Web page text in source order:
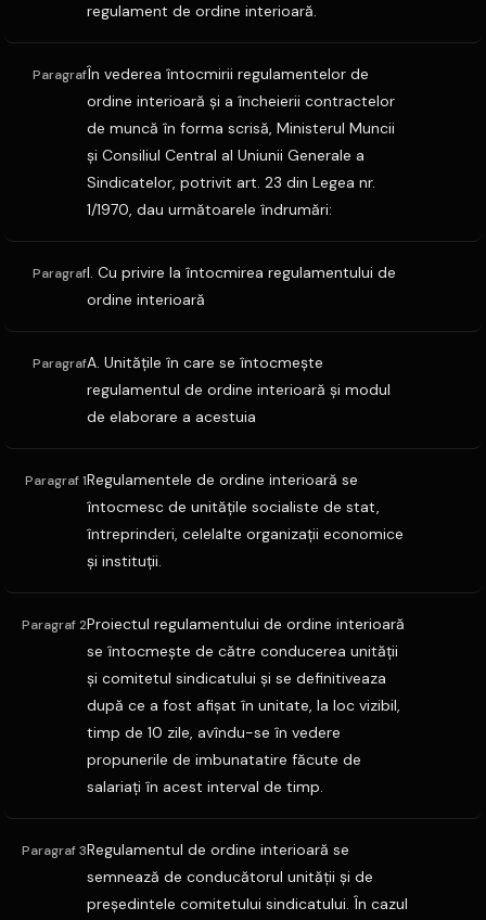
regulament de ordine interioară.
ParagrafÎn vederea întocmirii regulamentelor de
ordine interioară şi a încheierii contractelor
de muncă în forma scrisă, Ministerul Muncii
şi Consiliul Central al Uniunii Generale a
Sindicatelor, potrivit art. 23 din Legea nr.
1/1970, dau următoarele îndrumări:
ParagrafI. Cu privire la întocmirea regulamentului de
ordine interioară
ParagrafA. Unităţile în care se întocmeşte
regulamentul de ordine interioară şi modul
de elaborare a acestuia
Paragraf 1Regulamentele de ordine interioară se
întocmesc de unităţile socialiste de stat,
întreprinderi, celelalte organizaţii economice
şi instituţii.
Paragraf 2Proiectul regulamentului de ordine interioară
se întocmeşte de către conducerea unităţii
şi comitetul sindicatului şi se definitiveaza
după ce a fost afişat în unitate, la loc vizibil,
timp de 10 zile, avîndu-se în vedere
propunerile de imbunatatire făcute de
salariaţi în acest interval de timp.
Paragraf 3Regulamentul de ordine interioară se
semnează de conducătorul unităţii şi de
preşedintele comitetului sindicatului. În cazul